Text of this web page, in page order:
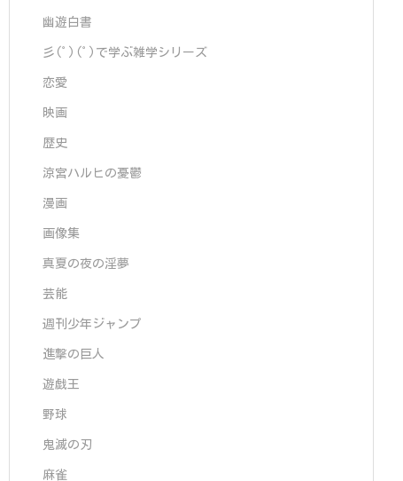
幽遊白書
彡(ﾟ)(ﾟ)で学ぶ雑学シリーズ
恋愛
映画
歴史
涼宮ハルヒの憂鬱
漫画
画像集
真夏の夜の淫夢
芸能
週刊少年ジャンプ
進撃の巨人
遊戯王
野球
鬼滅の刃
麻雀